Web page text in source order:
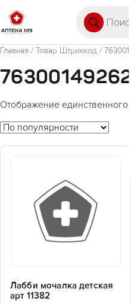
Главная / Товар Штрихкод /
Отображение единственного
Лабби мочалка детская
арт 11382